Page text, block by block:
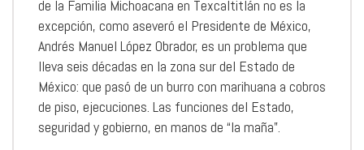
de la Familia Michoacana en Texcaltitlán no es la
excepción, como aseveró el Presidente de México,
Andrés Manuel López Obrador, es un problema que
lleva seis décadas en la zona sur del Estado de
México: que pasó de un burro con marihuana a cobros
de piso, ejecuciones. Las funciones del Estado,
seguridad y gobierno, en manos de “la maña”.